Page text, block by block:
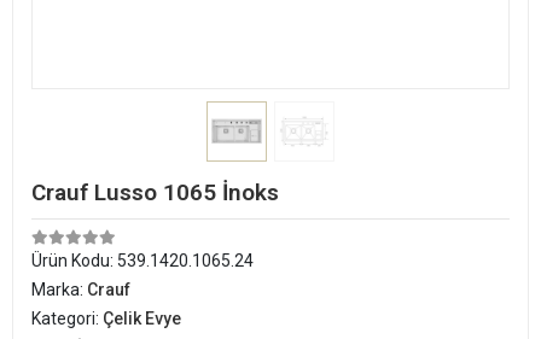
Crauf Lusso 1065 İnoks
Ürün Kodu: 539.1420.1065.24
Marka: Crauf
Kategori: Çelik Evye